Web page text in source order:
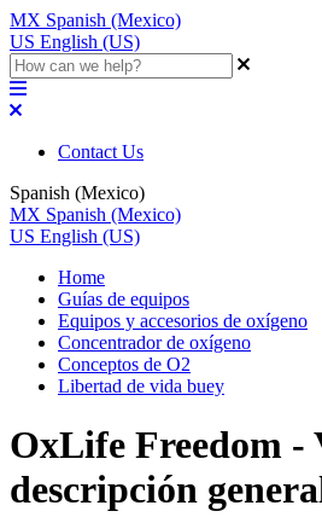
MX Spanish (Mexico)
US English (US)
Contact Us
Spanish (Mexico)
MX Spanish (Mexico)
US English (US)
Home
Guías de equipos
Equipos y accesorios de oxígeno
Concentrador de oxígeno
Conceptos de O2
Libertad de vida buey
OxLife Freedom -
descripción